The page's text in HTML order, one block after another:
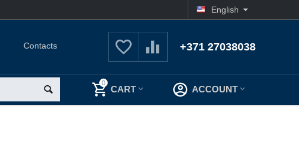
English
Contacts +371 27038038
ACCOUNT
0
CART